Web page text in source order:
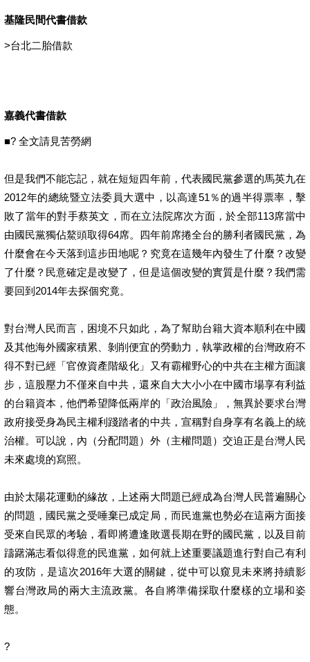
基隆民間代書借款
>台北二胎借款
嘉義代書借款
■? 全文請見苦勞網
但是我們不能忘記，就在短短四年前，代表國民黨參選的馬英九在
2012年的總統暨立法委員大選中，以高達51％的過半得票率，擊
敗了當年的對手蔡英文，而在立法院席次方面，於全部113席當中
由國民黨獨佔鰲頭取得64席。四年前席捲全台的勝利者國民黨，為
什麼會在今天落到這步田地呢？究竟在這幾年內發生了什麼？改變
了什麼？民意確定是改變了，但是這個改變的實質是什麼？我們需
要回到2014年去探個究竟。
對台灣人民而言，困境不只如此，為了幫助台籍大資本順利在中國
及其他海外國家積累、剝削便宜的勞動力，執掌政權的台灣政府不
得不對已經「官僚資產階級化」又有霸權野心的中共在主權方面讓
步，這股壓力不僅來自中共，還來自大大小小在中國市場享有利益
的台籍資本，他們希望降低兩岸的「政治風險」，無異於要求台灣
政府接受身為民主權利踐踏者的中共，宣稱對自身享有名義上的統
治權。可以說，內（分配問題）外（主權問題）交迫正是台灣人民
未來處境的寫照。
由於太陽花運動的緣故，上述兩大問題已經成為台灣人民普遍關心
的問題，國民黨之受唾棄已成定局，而民進黨也勢必在這兩方面接
受來自民眾的考驗，看即將遭逢敗選長期在野的國民黨，以及目前
躊躇滿志看似得意的民進黨，如何就上述重要議題進行對自己有利
的攻防，是這次2016年大選的關鍵，從中可以窺見未來將持續影
響台灣政局的兩大主流政黨。各自將準備採取什麼樣的立場和姿
態。
?